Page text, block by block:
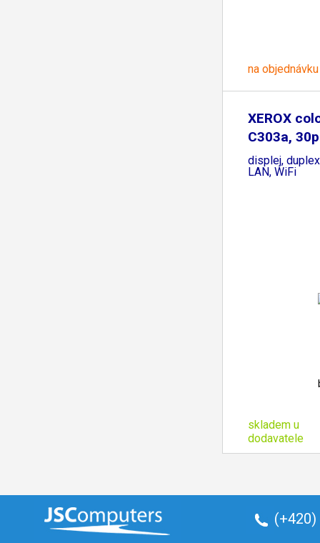
na objednávku
XEROX
C303a,
LCD
displej,
LAN, WiFi
skladem u
dodavatele
(+420)